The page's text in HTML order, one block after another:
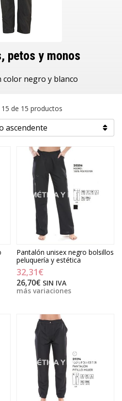
petos y monos
color negro y blanco
de 15 productos
Pantalón unisex negro bolsillos
peluquería y estética
32,31€
26,70€ SIN IVA
más variaciones